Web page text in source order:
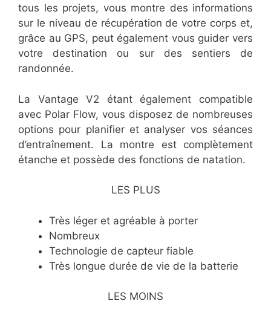
tous les projets, vous montre des informations
sur le niveau de récupération de votre corps et,
grâce au GPS, peut également vous guider vers
votre destination ou sur des sentiers de
randonnée.
La Vantage V2 étant également compatible
avec Polar Flow, vous disposez de nombreuses
options pour planifier et analyser vos séances
d’entraînement. La montre est complètement
étanche et possède des fonctions de natation.
LES PLUS
Très léger et agréable à porter
Nombreux
Technologie de capteur fiable
Très longue durée de vie de la batterie
LES MOINS